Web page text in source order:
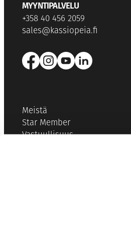
MYYNTIPALVELU
+358 40 456 2059
sales@kassiopeia.fi
Meistä
Star Member
Vastuullisuus